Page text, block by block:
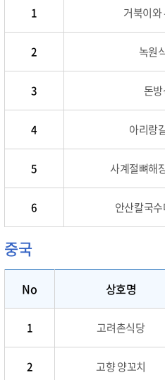
1 거북이와
2 녹원
3 돈방
4 아리랑
5 사계절뼈해
6 안산칼국
중국
No 상호명
1 고려촌식당
2 고향 양꼬치